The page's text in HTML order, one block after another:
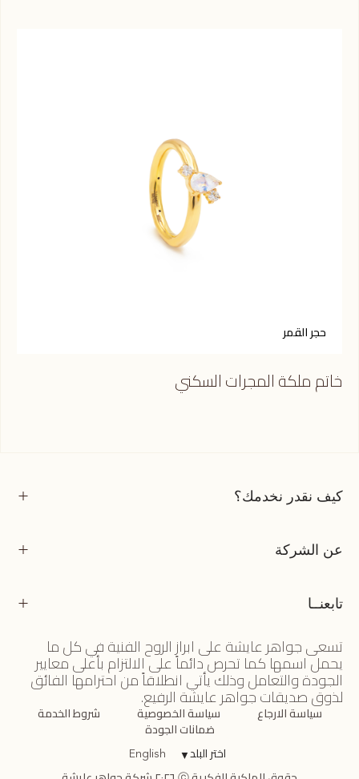
حجر القمر
خاتم ملكة المجرات السكني
كيف نقدر نخدمك؟
عن الشركة
تابعنــا
تسعى جواهر عايشة على ابراز الروح الفنية في كل ما
يحمل اسمها كما تحرص دائماً على الالتزام بأعلى معايير
الجودة والتعامل وذلك يأتي انطلاقاً من احترامها الفائق
لذوق صديقات جواهر عايشة الرفيع.
سياسة الارجاع سياسة الخصوصية شروط الخدمة
ضمانات الجودة
اختر البلد▼
English